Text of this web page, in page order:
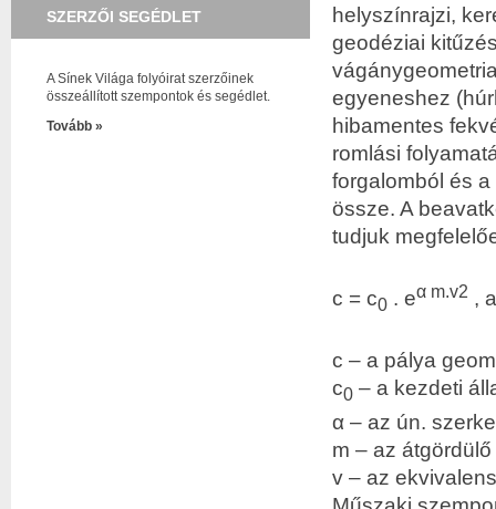
SZERZŐI SEGÉDLET
A Sínek Világa folyóirat szerzőinek
összeállított szempontok és segédlet.
Tovább »
helyszínrajzi,
geodéziai
egyeneshez
hibamentes
romlási
forgalomból és
össze. A
tudjuk
c = c0 . eα m.v2 ,
c – a pálya
c0 – a kezdeti
α – az ún.
m – az
v – az